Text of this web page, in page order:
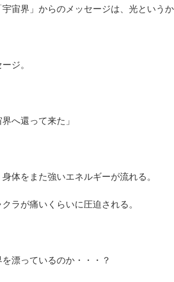
宇宙界」からのメッセージは、光という
ジ。
界へ還って来た」
体をまた強いエネルギーが流れる。
ラが痛いくらいに圧迫される。
漂っているのか・・・？